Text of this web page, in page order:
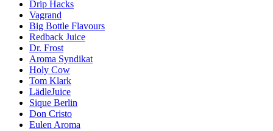
Drip Hacks
Vagrand
Big Bottle Flavours
Redback Juice
Dr. Frost
Aroma Syndikat
Holy Cow
Tom Klark
LädleJuice
Sique Berlin
Don Cristo
Eulen Aroma